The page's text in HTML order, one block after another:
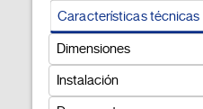
Características técnicas
Dimensiones
Instalación